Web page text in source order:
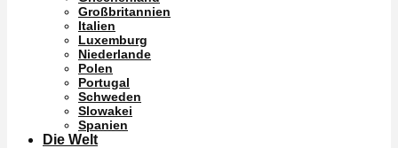
Großbritannien
Italien
Luxemburg
Niederlande
Polen
Portugal
Schweden
Slowakei
Spanien
Die Welt